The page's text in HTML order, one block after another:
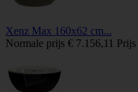
Xenz Max 160x62 cm...
Normale prijs € 7.156,11 Prijs